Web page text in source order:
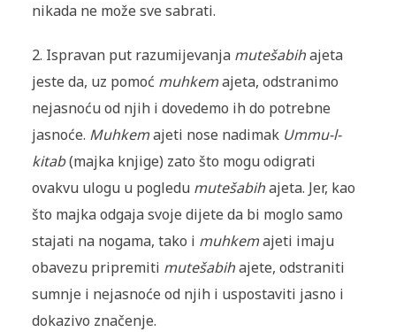
nikada ne može sve sabrati.
2. Ispravan put razumijevanja mutešabihajeta
jeste da, uz pomoć muhkemajeta, odstranimo
nejasnoću od njih i dovedemo ih do potrebne
jasnoće. Muhkemajeti nose nadimak Ummu-l-
kitab(majka knjige) zato što mogu odigrati
ovakvu ulogu u pogledumutešabihajeta. Jer, kao
što majka odgaja svoje dijete da bi moglo samo
stajati na nogama, tako i muhkemajeti imaju
obavezu pripremiti mutešabihajete, odstraniti
sumnje i nejasnoće od njih i uspostaviti jasno i
dokazivo značenje.